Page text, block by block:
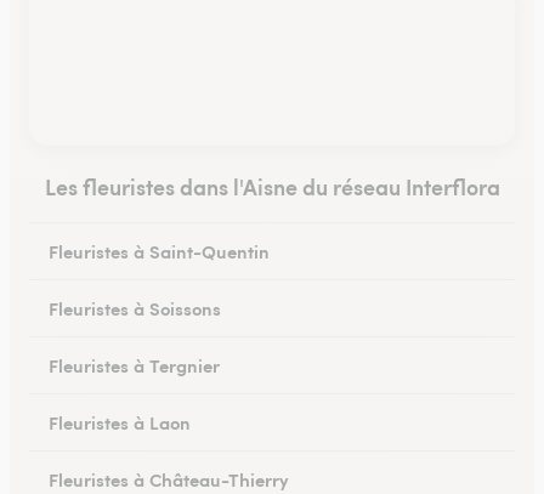
Les fleuristes dans l'Aisne du réseau Interflora
Fleuristes à Saint-Quentin
Fleuristes à Soissons
Fleuristes à Tergnier
Fleuristes à Laon
Fleuristes à Château-Thierry